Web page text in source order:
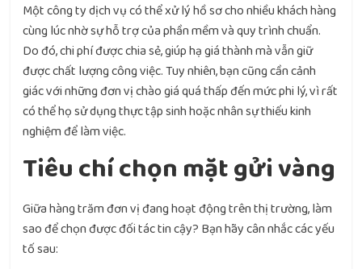
Một công ty dịch vụ có thể xử lý hồ sơ cho nhiều khách hàng
cùng lúc nhờ sự hỗ trợ của phần mềm và quy trình chuẩn.
Do đó, chi phí được chia sẻ, giúp hạ giá thành mà vẫn giữ
được chất lượng công việc. Tuy nhiên, bạn cũng cần cảnh
giác với những đơn vị chào giá quá thấp đến mức phi lý, vì rất
có thể họ sử dụng thực tập sinh hoặc nhân sự thiếu kinh
nghiệm để làm việc.
Tiêu chí chọn mặt gửi vàng
Giữa hàng trăm đơn vị đang hoạt động trên thị trường, làm
sao để chọn được đối tác tin cậy? Bạn hãy cân nhắc các yếu
tố sau: